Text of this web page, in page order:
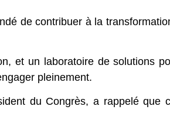
de contribuer à la
et un laboratoire de solutions
pleinement.
du Congrès, a rappelé que